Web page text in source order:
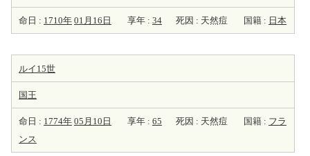
命日 : 1710年 01月16日 享年 : 34 死因 : 天然痘 国籍 : 日本
ルイ15世
国王
命日 : 1774年 05月10日 享年 : 65 死因 : 天然痘 国籍 : フラ
ンス